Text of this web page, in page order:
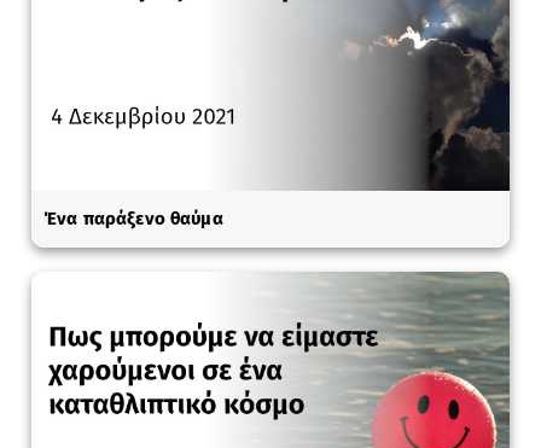
Ένα παράξενο θαύμα